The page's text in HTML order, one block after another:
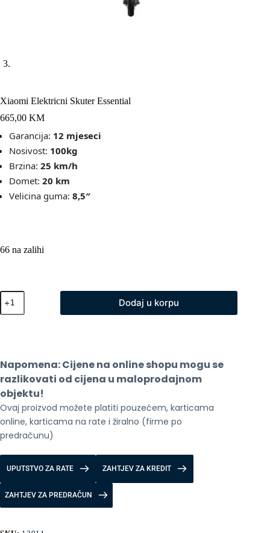
Xiaomi Elektricni Skuter Essential
665,00 KM
Garancija: 12 mjeseci
Nosivost: 100kg
Brzina: 25 km/h
Domet: 20 km
Velicina guma: 8,5″
66 na zalihi
Xiaomi
Elektricni
Skuter
Dodaj u korpu
Napomena: Cijene na online shopu mogu se
razlikovati od cijena u maloprodajnom
objektu!
Ovaj proizvod možete platiti pouzećem, karticama
online, karticama na rate i žiralno (firme po
predračunu)
UPUTSTVO ZA RATE ZAHTJEV ZA KREDIT
ZAHTJEV ZA PREDRAČUN